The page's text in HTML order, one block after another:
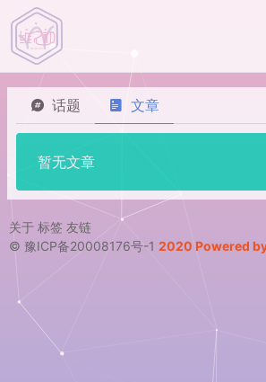
话题 文章
暂无文章
关于 标签 友链
© 豫ICP备20008176号-1 2020 Powered